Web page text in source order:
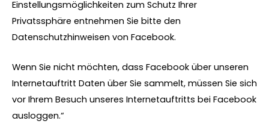
Einstellungsmöglichkeiten zum Schutz Ihrer
Privatssphäre entnehmen Sie bitte den
Datenschutzhinweisen von Facebook.
Wenn Sie nicht möchten, dass Facebook über unseren
Internetauftritt Daten über Sie sammelt, müssen Sie sich
vor Ihrem Besuch unseres Internetauftritts bei Facebook
ausloggen.“